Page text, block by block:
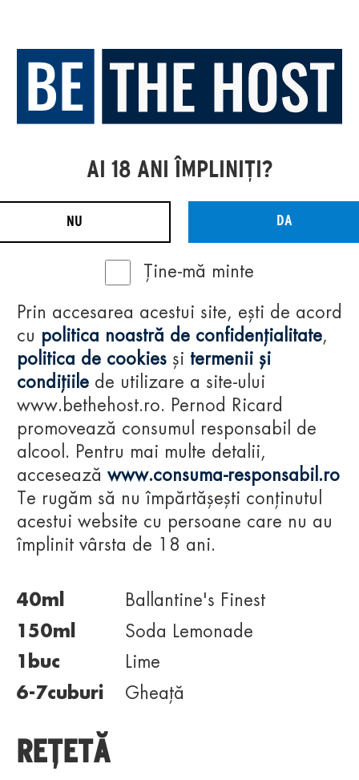
BALLANTINE`S FINEST
LEMONADE
INGREDIENTE
40ml
Ballantine's Finest
150ml
Soda Lemonade
1 buc
Lime
6-7cuburi Gheață
REȚETĂ
AI 18 ANI ÎMPLINIȚI?
NU DA
Ține-mă minte
Prin accesarea acestui site, ești de acord
cu politica noastră de confidențialitate,
politica de cookies și termenii și
condițiile de utilizare a site-ului
www.bethehost.ro. Pernod Ricard
promovează consumul responsabil de
alcool. Pentru mai multe detalii,
accesează www.consuma-responsabil.ro
Te rugăm să nu împărtășești conținutul
acestui website cu persoane care nu au
împlinit vârsta de 18 ani.